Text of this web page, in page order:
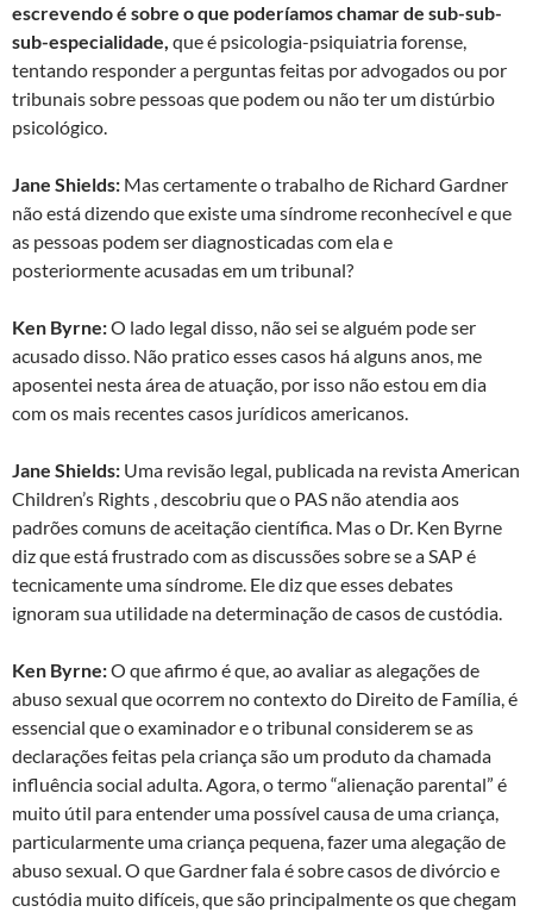
escrevendo é sobre o que poderíamos chamar de sub-sub-
sub-especialidade, que é psicologia-psiquiatria forense,
tentando responder a perguntas feitas por advogados ou por
tribunais sobre pessoas que podem ou não ter um distúrbio
psicológico.
Jane Shields: Mas certamente o trabalho de Richard Gardner
não está dizendo que existe uma síndrome reconhecível e que
as pessoas podem ser diagnosticadas com ela e
posteriormente acusadas em um tribunal?
Ken Byrne:O lado legal disso, não sei se alguém pode ser
acusado disso. Não pratico esses casos há alguns anos, me
aposentei nesta área de atuação, por isso não estou em dia
com os mais recentes casos jurídicos americanos.
Jane Shields: Uma revisão legal, publicada na revista American
Children’s Rights , descobriu que o PAS não atendia aos
padrões comuns de aceitação científica. Mas o Dr. Ken Byrne
diz que está frustrado com as discussões sobre se a SAP é
tecnicamente uma síndrome. Ele diz que esses debates
ignoram sua utilidade na determinação de casos de custódia.
Ken Byrne:O que afirmo é que, ao avaliar as alegações de
abuso sexual que ocorrem no contexto do Direito de Família, é
essencial que o examinador e o tribunal considerem se as
declarações feitas pela criança são um produto da chamada
influência social adulta. Agora, o termo “alienação parental” é
muito útil para entender uma possível causa de uma criança,
particularmente uma criança pequena, fazer uma alegação de
abuso sexual. O que Gardner fala é sobre casos de divórcio e
custódia muito difíceis, que são principalmente os que chegam